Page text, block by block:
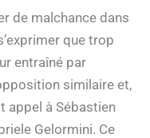
de malchance dans
que trop
entraîné par
similaire et,
appel à Sébastien
Gelormini. Ce